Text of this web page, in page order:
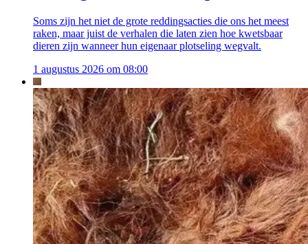
Soms zijn het niet de grote reddingsacties die ons het meest
raken, maar juist de verhalen die laten zien hoe kwetsbaar
dieren zijn wanneer hun eigenaar plotseling wegvalt.
1 augustus 2026 om 08:00